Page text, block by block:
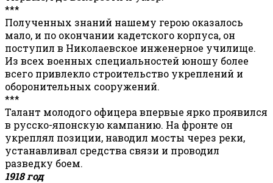
***
Полученных знаний нашему герою оказалось
мало, и по окончании кадетского корпуса, он
поступил в Николаевское инженерное училище.
Из всех военных специальностей юношу более
всего привлекло строительство укреплений и
оборонительных сооружений.
***
Талант молодого офицера впервые ярко проявился
в русско-японскую кампанию. На фронте он
укреплял позиции, наводил мосты через реки,
устанавливал средства связи и проводил
разведку боем.
1918 год